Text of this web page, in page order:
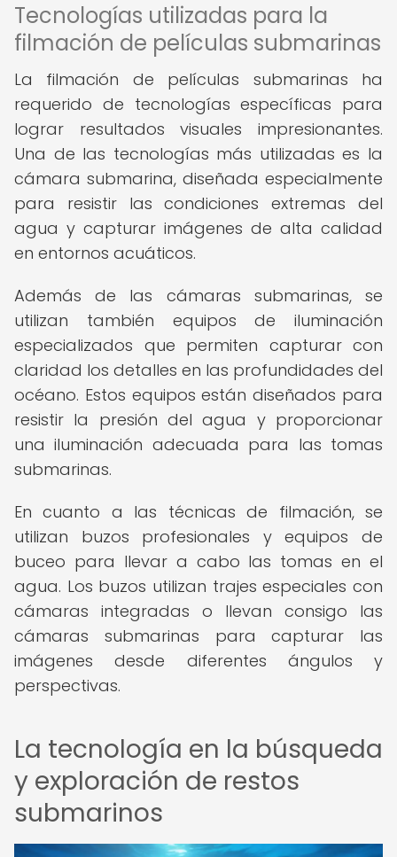
Tecnologías utilizadas para la
filmación de películas submarinas
La filmación de películas submarinas ha
requerido de tecnologías específicas para
lograr resultados visuales impresionantes.
Una de las tecnologías más utilizadas es la
cámara submarina, diseñada especialmente
para resistir las condiciones extremas del
agua y capturar imágenes de alta calidad
en entornos acuáticos.
Además de las cámaras submarinas, se
utilizan también equipos de iluminación
especializados que permiten capturar con
claridad los detalles en las profundidades del
océano. Estos equipos están diseñados para
resistir la presión del agua y proporcionar
una iluminación adecuada para las tomas
submarinas.
En cuanto a las técnicas de filmación, se
utilizan buzos profesionales y equipos de
buceo para llevar a cabo las tomas en el
agua. Los buzos utilizan trajes especiales con
cámaras integradas o llevan consigo las
cámaras submarinas para capturar las
imágenes desde diferentes ángulos y
perspectivas.
La tecnología en la búsqueda
y exploración de restos
submarinos